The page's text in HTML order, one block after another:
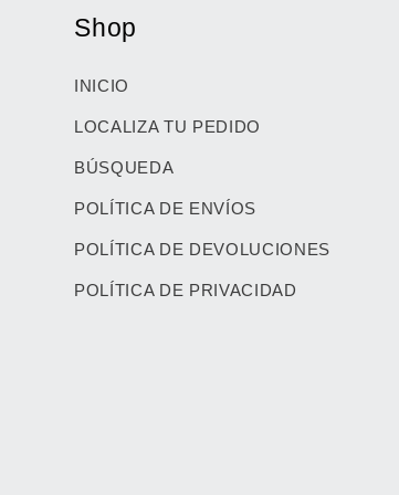
Shop
INICIO
LOCALIZA TU PEDIDO
BÚSQUEDA
POLÍTICA DE ENVÍOS
POLÍTICA DE DEVOLUCIONES
POLÍTICA DE PRIVACIDAD